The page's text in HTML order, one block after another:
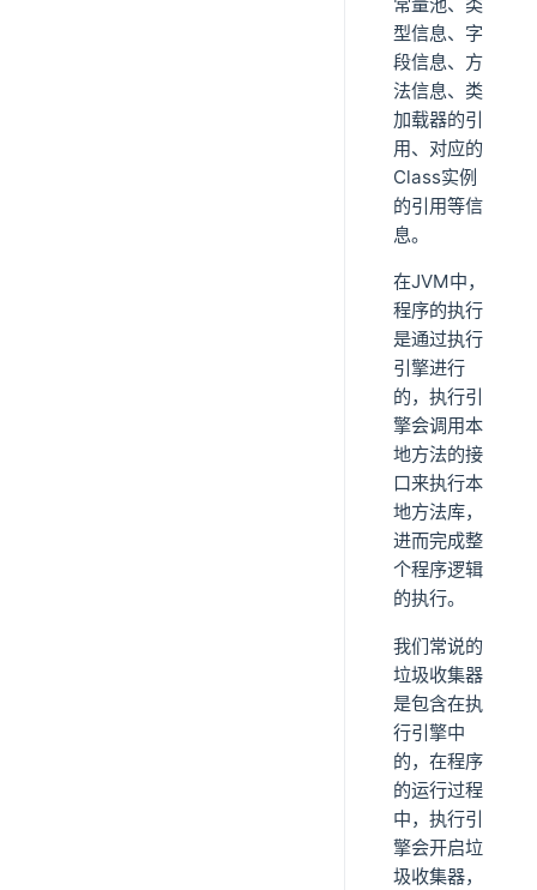
型信息、字
段信息、方
法信息、类
加载器的引
用、对应的
Class实例
的引用等信
息。
在JVM中，
程序的执行
是通过执行
引擎进行
的，执行引
擎会调用本
地方法的接
口来执行本
地方法库，
进而完成整
个程序逻辑
的执行。
我们常说的
垃圾收集器
是包含在执
行引擎中
的，在程序
的运行过程
中，执行引
擎会开启垃
圾收集器，